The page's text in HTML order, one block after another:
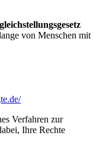
von Menschen mit
Verfahren zur
Ihre Rechte